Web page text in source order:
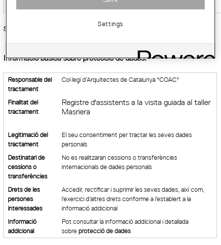
Sóc:
Informació bàsica sobre protecció de dades:
Responsable del
tractament
Col·legi d’Arquitectes de Catalunya "COAC"
Finalitat del
tractament
Registre d'assistents a la visita guiada al taller
Masriera
Legitimació del
tractament
El seu consentiment per tractar les seves dades
personals
Destinatari de
cessions o
transferències
No es realitzaran cessions o transferències
internacionals de dades personals
Drets de les
persones
interessades
Accedir, rectificar i suprimir les seves dades, així com,
l’exercici d’altres drets conforme a l’establert a la
informació addicional
Informació
addicional
Pot consultar la informació addicional i detallada
sobreprotecció de dades
Settings